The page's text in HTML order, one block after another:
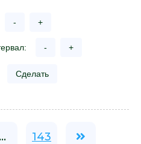
- +
- +
Сделать
... 143